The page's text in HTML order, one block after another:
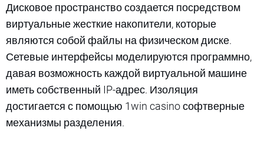
Дисковое пространство создается посредством
виртуальные жесткие накопители, которые
являются собой файлы на физическом диске.
Сетевые интерфейсы моделируются программно,
давая возможность каждой виртуальной машине
иметь собственный IP-адрес. Изоляция
достигается с помощью 1win casino софтверные
механизмы разделения.